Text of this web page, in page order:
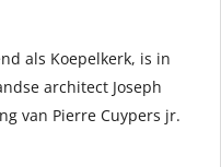
als Koepelkerk, is in
architect Joseph
van Pierre Cuypers jr.